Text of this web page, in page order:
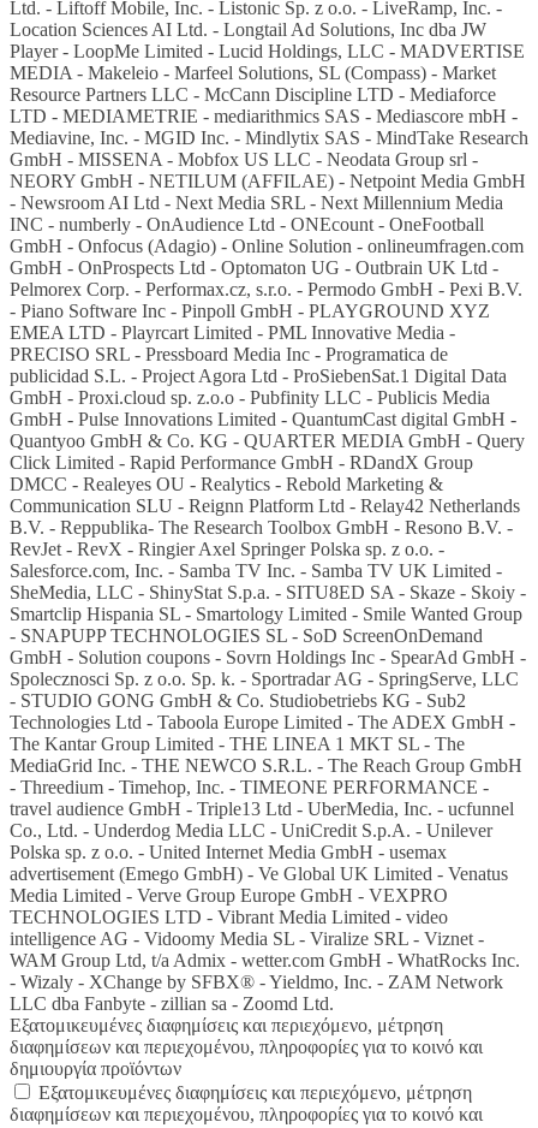
Ltd. - Liftoff Mobile, Inc. - Listonic Sp. z o.o. - LiveRamp, Inc. -
Location Sciences AI Ltd. - Longtail Ad Solutions, Inc dba JW
Player - LoopMe Limited - Lucid Holdings, LLC - MADVERTISE
MEDIA - Makeleio - Marfeel Solutions, SL (Compass) - Market
Resource Partners LLC - McCann Discipline LTD - Mediaforce
LTD - MEDIAMETRIE - mediarithmics SAS - Mediascore mbH -
Mediavine, Inc. - MGID Inc. - Mindlytix SAS - MindTake Research
GmbH - MISSENA - Mobfox US LLC - Neodata Group srl -
NEORY GmbH - NETILUM (AFFILAE) - Netpoint Media GmbH
- Newsroom AI Ltd - Next Media SRL - Next Millennium Media
INC - numberly - OnAudience Ltd - ONEcount - OneFootball
GmbH - Onfocus (Adagio) - Online Solution - onlineumfragen.com
GmbH - OnProspects Ltd - Optomaton UG - Outbrain UK Ltd -
Pelmorex Corp. - Performax.cz, s.r.o. - Permodo GmbH - Pexi B.V.
- Piano Software Inc - Pinpoll GmbH - PLAYGROUND XYZ
EMEA LTD - Playrcart Limited - PML Innovative Media -
PRECISO SRL - Pressboard Media Inc - Programatica de
publicidad S.L. - Project Agora Ltd - ProSiebenSat.1 Digital Data
GmbH - Proxi.cloud sp. z.o.o - Pubfinity LLC - Publicis Media
GmbH - Pulse Innovations Limited - QuantumCast digital GmbH -
Quantyoo GmbH & Co. KG - QUARTER MEDIA GmbH - Query
Click Limited - Rapid Performance GmbH - RDandX Group
DMCC - Realeyes OU - Realytics - Rebold Marketing &
Communication SLU - Reignn Platform Ltd - Relay42 Netherlands
B.V. - Reppublika- The Research Toolbox GmbH - Resono B.V. -
RevJet - RevX - Ringier Axel Springer Polska sp. z o.o. -
Salesforce.com, Inc. - Samba TV Inc. - Samba TV UK Limited -
SheMedia, LLC - ShinyStat S.p.a. - SITU8ED SA - Skaze - Skoiy -
Smartclip Hispania SL - Smartology Limited - Smile Wanted Group
- SNAPUPP TECHNOLOGIES SL - SoD ScreenOnDemand
GmbH - Solution coupons - Sovrn Holdings Inc - SpearAd GmbH -
Spolecznosci Sp. z o.o. Sp. k. - Sportradar AG - SpringServe, LLC
- STUDIO GONG GmbH & Co. Studiobetriebs KG - Sub2
Technologies Ltd - Taboola Europe Limited - The ADEX GmbH -
The Kantar Group Limited - THE LINEA 1 MKT SL - The
MediaGrid Inc. - THE NEWCO S.R.L. - The Reach Group GmbH
- Threedium - Timehop, Inc. - TIMEONE PERFORMANCE -
travel audience GmbH - Triple13 Ltd - UberMedia, Inc. - ucfunnel
Co., Ltd. - Underdog Media LLC - UniCredit S.p.A. - Unilever
Polska sp. z o.o. - United Internet Media GmbH - usemax
advertisement (Emego GmbH) - Ve Global UK Limited - Venatus
Media Limited - Verve Group Europe GmbH - VEXPRO
TECHNOLOGIES LTD - Vibrant Media Limited - video
intelligence AG - Vidoomy Media SL - Viralize SRL - Viznet -
WAM Group Ltd, t/a Admix - wetter.com GmbH - WhatRocks Inc.
- Wizaly - XChange by SFBX® - Yieldmo, Inc. - ZAM Network
LLC dba Fanbyte - zillian sa - Zoomd Ltd.
Εξατομικευμένες διαφημίσεις και περιεχόμενο, μέτρηση
διαφημίσεων και περιεχομένου, πληροφορίες για το κοινό και
δημιουργία προϊόντων
Εξατομικευμένες διαφημίσεις και περιεχόμενο, μέτρηση
διαφημίσεων και περιεχομένου, πληροφορίες για το κοινό και